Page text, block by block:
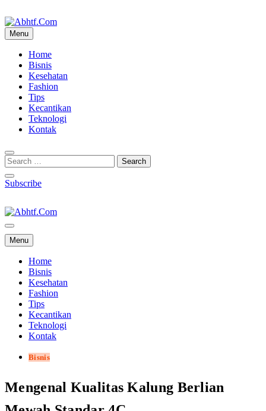
to
content
Menu
Home
Bisnis
Kesehatan
Fashion
Tips
Kecantikan
Teknologi
Kontak
Subscribe
Abhtf.Com
Menu
Home
Bisnis
Kesehatan
Fashion
Tips
Kecantikan
Teknologi
Kontak
Bisnis
Mengenal Kualitas Kalung Berlian